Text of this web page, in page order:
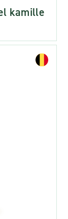
kamille